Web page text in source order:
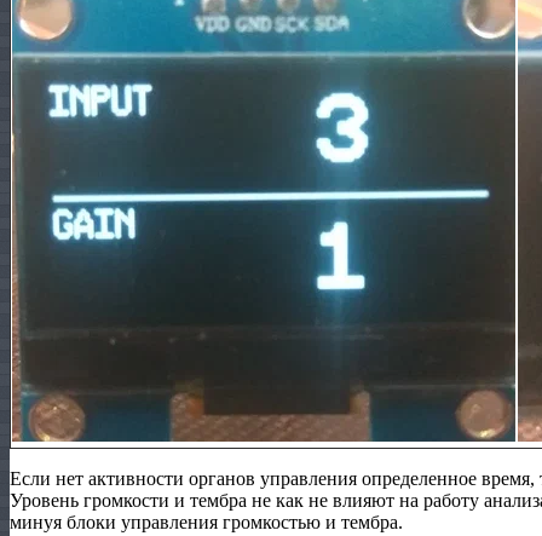
Если нет активности органов управления определенное время,
Уровень громкости и тембра не как не влияют на работу
минуя блоки управления громкостью и тембра.